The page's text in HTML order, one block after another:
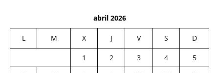
abril 2026
L M X J V S D
1 2 3 4
5